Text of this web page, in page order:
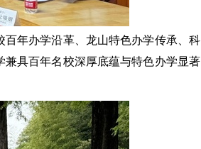
年办学沿革、龙山特色办学传承、科
具百年名校深厚底蕴与特色办学显著